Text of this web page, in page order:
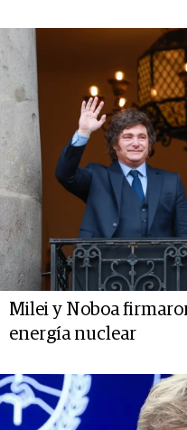
Milei y Noboa
energía nuclear